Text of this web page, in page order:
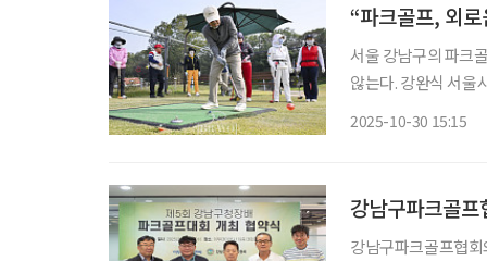
“파크골프, 외
서울 강남구의 파크
않는다. 강완식 서울
2025-10-30 15:15
강남구파크골프
강남구파크골프협